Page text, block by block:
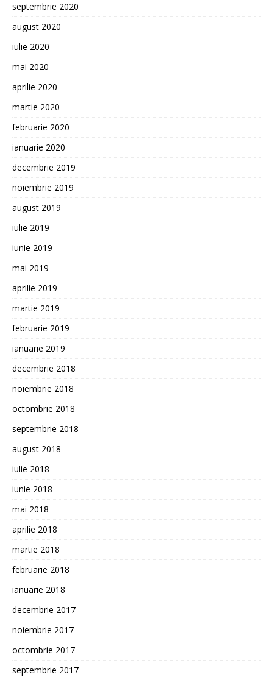
septembrie 2020
august 2020
iulie 2020
mai 2020
aprilie 2020
martie 2020
februarie 2020
ianuarie 2020
decembrie 2019
noiembrie 2019
august 2019
iulie 2019
iunie 2019
mai 2019
aprilie 2019
martie 2019
februarie 2019
ianuarie 2019
decembrie 2018
noiembrie 2018
octombrie 2018
septembrie 2018
august 2018
iulie 2018
iunie 2018
mai 2018
aprilie 2018
martie 2018
februarie 2018
ianuarie 2018
decembrie 2017
noiembrie 2017
octombrie 2017
septembrie 2017